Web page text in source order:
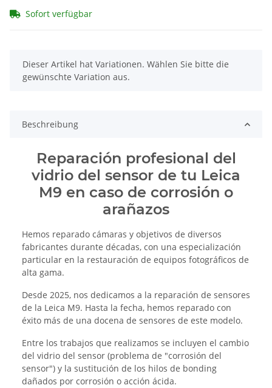
Sofort verfügbar
x
Dieser Artikel hat Variationen. Wählen Sie bitte die
gewünschte Variation aus.
Beschreibung
Reparación profesional del
vidrio del sensor de tu Leica
M9 en caso de corrosión o
arañazos
Hemos reparado cámaras y objetivos de diversos
fabricantes durante décadas, con una especialización
particular en la restauración de equipos fotográficos de
alta gama.
Desde 2025, nos dedicamos a la reparación de sensores
de la Leica M9. Hasta la fecha, hemos reparado con
éxito más de una docena de sensores de este modelo.
Entre los trabajos que realizamos se incluyen el cambio
del vidrio del sensor (problema de "corrosión del
sensor") y la sustitución de los hilos de bonding
dañados por corrosión o acción ácida.